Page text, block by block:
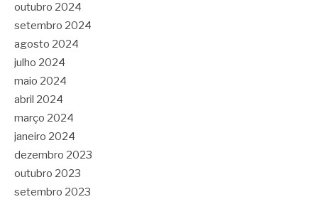
outubro 2024
setembro 2024
agosto 2024
julho 2024
maio 2024
abril 2024
março 2024
janeiro 2024
dezembro 2023
outubro 2023
setembro 2023